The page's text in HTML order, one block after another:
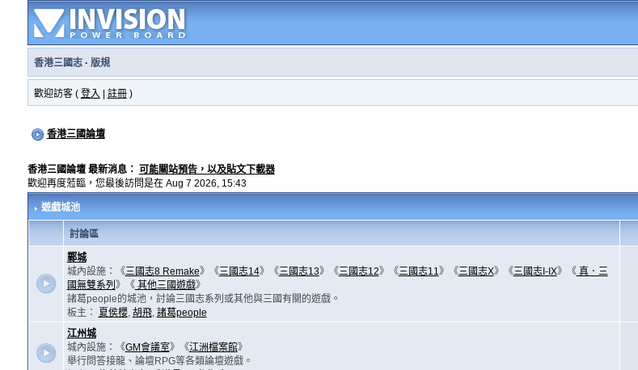
香港三國志· 版規
歡迎訪客 ( 登入 註冊)
香港三國論壇
香港三國論壇 最新消息： 可能關站預告，以及貼文下載器
歡迎再度蒞臨，您最後訪問是在 Aug 7 2026, 15:43
遊戲城池
討論區
鄴城
城內設施：《三國志8 Remake》《三國志14》《三國志13》《三國志12》《三國志11》《三國志X》《三國志I-IX》《真．三
國無雙系列 》《其他三國遊戲》
諸葛people的城池，討論三國志系列或其他與三國有關的遊戲。
板主：
夏侯櫻, 胡飛, 諸葛people
江州城
城內設施：《GM會議室》《江洲檔案館》
舉行問答接龍、論壇RPG等各類論壇遊戲。